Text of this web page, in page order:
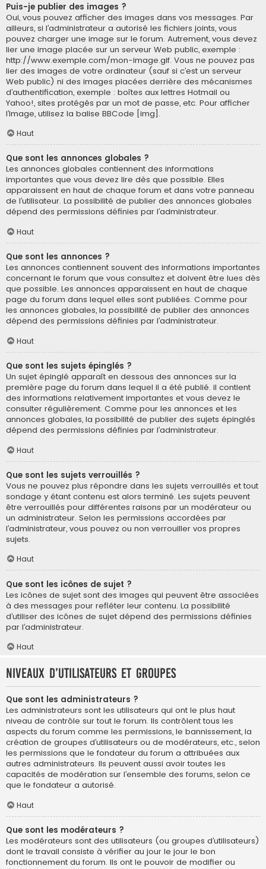
Puis-je publier des images ?
Oui, vous pouvez afficher des images dans vos messages. Par
ailleurs, si l’administrateur a autorisé les fichiers joints, vous
pouvez charger une image sur le forum. Autrement, vous devez
lier une image placée sur un serveur Web public, exemple :
http://www.exemple.com/mon-image.gif. Vous ne pouvez pas
lier des images de votre ordinateur (sauf si c’est un serveur
Web public) ni des images placées derrière des mécanismes
d’authentification, exemple : boîtes aux lettres Hotmail ou
Yahoo!, sites protégés par un mot de passe, etc. Pour afficher
l’image, utilisez la balise BBCode [img].
Haut
Que sont les annonces globales ?
Les annonces globales contiennent des informations
importantes que vous devez lire dès que possible. Elles
apparaissent en haut de chaque forum et dans votre panneau
de l’utilisateur. La possibilité de publier des annonces globales
dépend des permissions définies par l’administrateur.
Haut
Que sont les annonces ?
Les annonces contiennent souvent des informations importantes
concernant le forum que vous consultez et doivent être lues dès
que possible. Les annonces apparaissent en haut de chaque
page du forum dans lequel elles sont publiées. Comme pour
les annonces globales, la possibilité de publier des annonces
dépend des permissions définies par l’administrateur.
Haut
Que sont les sujets épinglés ?
Un sujet épinglé apparaît en dessous des annonces sur la
première page du forum dans lequel il a été publié. il contient
des informations relativement importantes et vous devez le
consulter régulièrement. Comme pour les annonces et les
annonces globales, la possibilité de publier des sujets épinglés
dépend des permissions définies par l’administrateur.
Haut
Que sont les sujets verrouillés ?
Vous ne pouvez plus répondre dans les sujets verrouillés et tout
sondage y étant contenu est alors terminé. Les sujets peuvent
être verrouillés pour différentes raisons par un modérateur ou
un administrateur. Selon les permissions accordées par
l’administrateur, vous pouvez ou non verrouiller vos propres
sujets.
Haut
Que sont les icônes de sujet ?
Les icônes de sujet sont des images qui peuvent être associées
à des messages pour refléter leur contenu. La possibilité
d’utiliser des icônes de sujet dépend des permissions définies
par l’administrateur.
Haut
Niveaux d’utilisateurs et groupes
Que sont les administrateurs ?
Les administrateurs sont les utilisateurs qui ont le plus haut
niveau de contrôle sur tout le forum. Ils contrôlent tous les
aspects du forum comme les permissions, le bannissement, la
création de groupes d’utilisateurs ou de modérateurs, etc., selon
les permissions que le fondateur du forum a attribuées aux
autres administrateurs. Ils peuvent aussi avoir toutes les
capacités de modération sur l’ensemble des forums, selon ce
que le fondateur a autorisé.
Haut
Que sont les modérateurs ?
Les modérateurs sont des utilisateurs (ou groupes d’utilisateurs)
dont le travail consiste à vérifier au jour le jour le bon
fonctionnement du forum. Ils ont le pouvoir de modifier ou